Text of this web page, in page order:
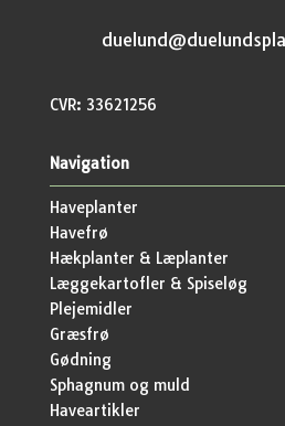
CVR: 33621256
Navigation
Haveplanter
Havefrø
Hækplanter & Læplanter
Læggekartofler & Spiseløg
Plejemidler
Græsfrø
Gødning
Sphagnum og muld
Haveartikler